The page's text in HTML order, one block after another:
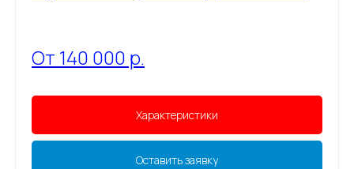
От 140 000 р.
Характеристики
Оставить заявку